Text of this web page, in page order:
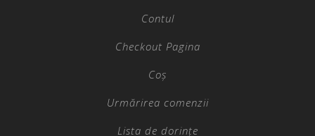
Contul
Checkout Pagina
Coș
Urmărirea comenzii
Lista de dorințe